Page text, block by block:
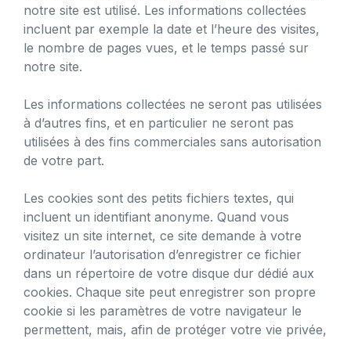
notre site est utilisé. Les informations collectées
incluent par exemple la date et l’heure des visites,
le nombre de pages vues, et le temps passé sur
notre site.
Les informations collectées ne seront pas utilisées
à d’autres fins, et en particulier ne seront pas
utilisées à des fins commerciales sans autorisation
de votre part.
Les cookies sont des petits fichiers textes, qui
incluent un identifiant anonyme. Quand vous
visitez un site internet, ce site demande à votre
ordinateur l’autorisation d’enregistrer ce fichier
dans un répertoire de votre disque dur dédié aux
cookies. Chaque site peut enregistrer son propre
cookie si les paramètres de votre navigateur le
permettent, mais, afin de protéger votre vie privée,